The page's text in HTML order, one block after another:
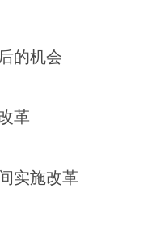
的机会
革
实施改革